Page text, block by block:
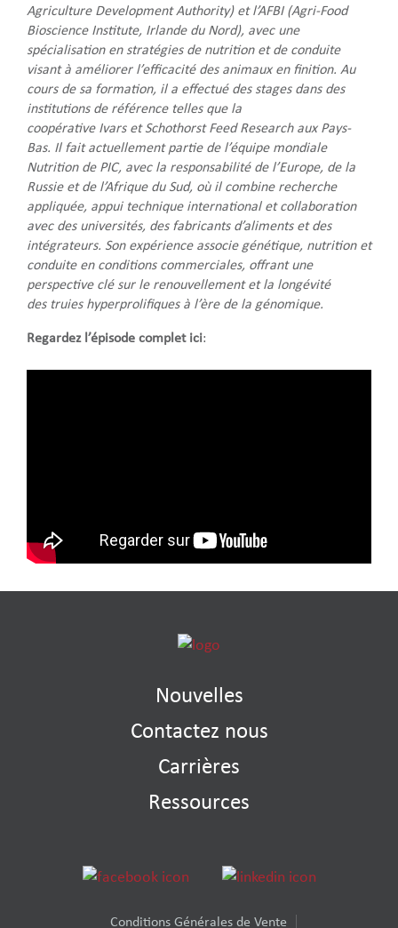
Agriculture Development Authority) et l’AFBI (Agri-Food
Bioscience Institute, Irlande du Nord), avec une
spécialisation en stratégies de nutrition et de conduite
visant à améliorer l’efficacité des animaux en finition. Au
cours de sa formation, il a effectué des stages dans des
institutions de référence telles que la
coopérative Ivars et Schothorst Feed Research aux Pays-
Bas. Il fait actuellement partie de l’équipe mondiale
Nutrition de PIC, avec la responsabilité de l’Europe, de la
Russie et de l’Afrique du Sud, où il combine recherche
appliquée, appui technique international et collaboration
avec des universités, des fabricants d’aliments et des
intégrateurs. Son expérience associe génétique, nutrition et
conduite en conditions commerciales, offrant une
perspective clé sur le renouvellement et la longévité
des truies hyperprolifiques à l’ère de la génomique.
Regardez l’épisode complet ici:
Nouvelles
Contactez nous
Carrières
Ressources
Conditions Générales de Vente